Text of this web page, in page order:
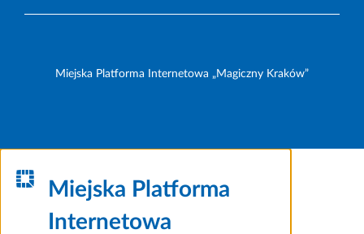
Miejska Platforma Internetowa „Magiczny Kraków”
Miejska Platforma
Internetowa